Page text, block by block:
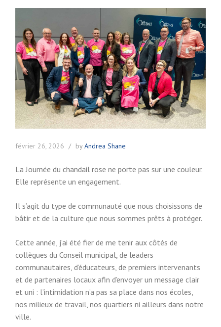
février 26, 2026 by Andrea Shane
La Journée du chandail rose ne porte pas sur une couleur.
Elle représente un engagement.
Il s’agit du type de communauté que nous choisissons de
bâtir et de la culture que nous sommes prêts à protéger.
Cette année, j’ai été fier de me tenir aux côtés de
collègues du Conseil municipal, de leaders
communautaires, d’éducateurs, de premiers intervenants
et de partenaires locaux afin d’envoyer un message clair
et uni : l’intimidation n’a pas sa place dans nos écoles,
nos milieux de travail, nos quartiers ni ailleurs dans notre
ville.